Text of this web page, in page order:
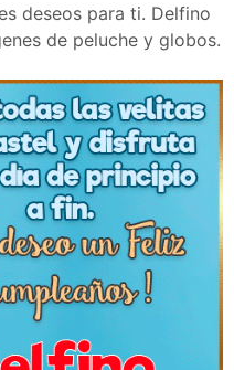
deseos para ti. Delfino
de peluche y globos.